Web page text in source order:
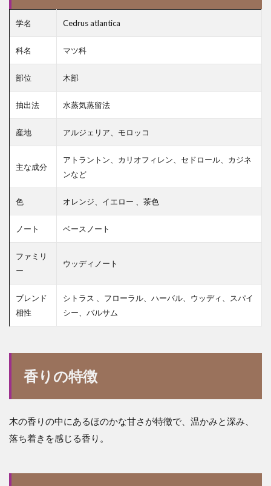
学名 Cedrus atlantica
科名 マツ科
部位 木部
抽出法 水蒸気蒸留法
産地 アルジェリア、モロッコ
主な成分
アトラントン、カリオフィレン、セドロール、カジネ
ンなど
色 オレンジ、イエロー 、茶色
ノート ベースノート
ファミリ
ー
ウッディノート
ブレンド
相性
シトラス 、フローラル、ハーバル、ウッディ、スパイ
シー、バルサム
香りの特徴
木の香りの中にあるほのかな甘さが特徴で、温かみと深み、
落ち着きを感じる香り。